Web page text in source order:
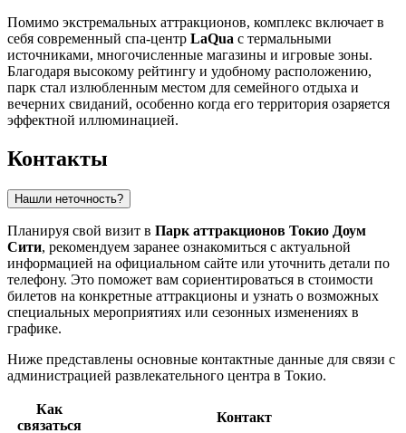
Помимо экстремальных аттракционов, комплекс включает в
себя современный спа-центр LaQua с термальными
источниками, многочисленные магазины и игровые зоны.
Благодаря высокому рейтингу и удобному расположению,
парк стал излюбленным местом для семейного отдыха и
вечерних свиданий, особенно когда его территория озаряется
эффектной иллюминацией.
Контакты
Нашли неточность?
Планируя свой визит в Парк аттракционов Токио Доум
Сити, рекомендуем заранее ознакомиться с актуальной
информацией на официальном сайте или уточнить детали по
телефону. Это поможет вам сориентироваться в стоимости
билетов на конкретные аттракционы и узнать о возможных
специальных мероприятиях или сезонных изменениях в
графике.
Ниже представлены основные контактные данные для связи с
администрацией развлекательного центра в Токио.
Как
связаться
Контакт